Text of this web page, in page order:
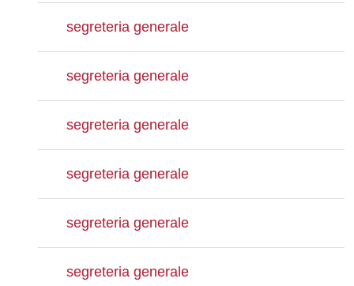
segreteria generale
segreteria generale
segreteria generale
segreteria generale
segreteria generale
segreteria generale